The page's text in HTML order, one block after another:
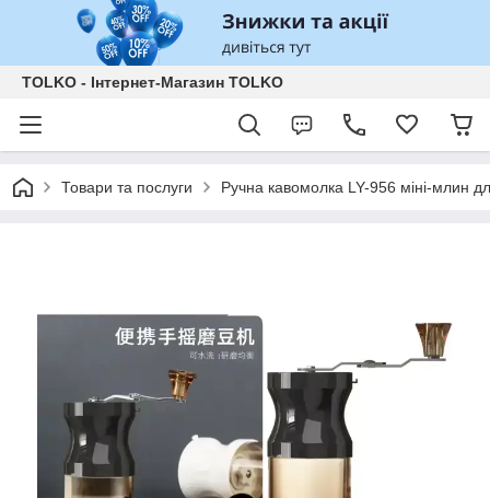
TOLKO - Інтернет-Магазин TOLKO
Товари та послуги Ручна кавомолка LY-956 міні-млин